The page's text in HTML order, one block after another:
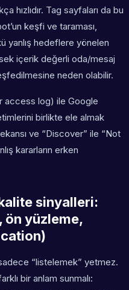
hızlıdır. Tag sayfaları da bu
keşfi ve taraması,
yanlış hedeflere yönelen
içerik değerli oda/mesaj
neden olabilir.
access log) ile Google
birlikte ele almak
ve “Discover” ile “Not
kararların erken
sinyalleri:
ön yüzleme,
“listelemek” yetmez.
bir anlam sunmalı: